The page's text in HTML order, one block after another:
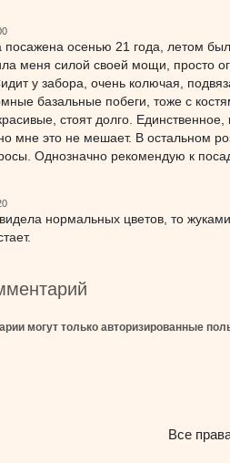
посажена осенью 21 года, летом
меня силой своей мощи, просто
у забора, очень колючая,
базальные побеги, тоже с
стоят долго.
мне это не мешает. В остальном
Однозначно рекомендую к
нормальных цветов, то
могут только авторизированные
Все